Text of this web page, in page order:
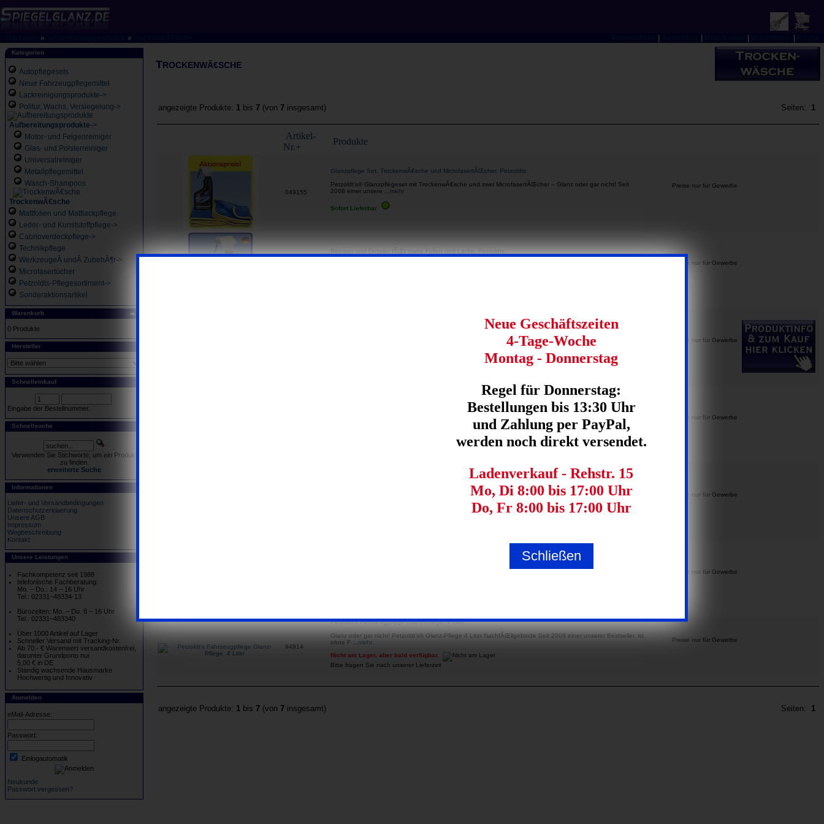
» »
Kategorien
Autopflegesets
Neue Fahrzeugpflegemittel
Lackreinigungsprodukte->
Politur, Wachs, Versiegelung->
Aufbereitungsprodukte->
Motor- und Felgenreiniger
Glas- und Polsterreiniger
Universalreiniger
Metallpflegemittel
Wasch-Shampoos
TrockenwÃ€sche
Mattfolien und Mattlackpflege
Leder- und Kunststoffpflege->
Cabrioverdeckpflege->
Technikpflege
WerkzeugeÂ undÂ ZubehÃ¶r->
Microfasertücher
Petzoldts-Pflegesortiment->
Sonderaktionsartikel
Warenkorb
0 Produkte
Hersteller
Schnelleinkauf
Eingabe der Bestellnummer.
Schnellsuche
Verwenden Sie Stichworte, um ein Produkt
zu finden.
erweiterte Suche
Informationen
Liefer- und Versandbedingungen
Datenschutzerklaerung
Unsere AGB
Impressum
Wegbeschreibung
Kontakt
Unsere Leistungen
Fachkompetenz seit 1988
telefonische Fachberatung:
Mo. – Do.: 14 – 16 Uhr
Tel.: 02331–48334-13
Bürozeiten: Mo. – Do. 8 – 16 Uhr
Tel.: 02331–483340
Über 1000 Artikel auf Lager
Schneller Versand mit Tracking-Nr.
Ab 70.- € Warenwert versandkostenfrei,
darunter Grundporto nur
5,00 € in DE
Ständig wachsende Hausmarke
Hochwertig und Innovativ
Anmelden
eMail-Adresse:
Passwort:
Einlogautomatik
Neukunde
Passwort vergessen?
TROCKENWÃ€SCHE
angezeigte Produkte: 1 bis 7 (von 7 insgesamt) Seiten: 1
Artikel-
Nr.+
Produkte
049155
Glanzpflege Set, TrockenwÃ€sche und MicrofasertÃŒcher, Petzoldts
Petzoldt's® Glanzpflegeset mit TrockenwÃ€sche und zwei MicrofasertÃŒcher – Glanz oder gar nicht! Seit
2008 einer unsere ... mehr
Sofort Lieferbar
Preise nur für Gewerbe
Reiniger und Detailer fÃŒr matte Folien und Lacke, Petzoldts
Preise nur für Gewerbe
Mattlack Spezial Grundreiniger von Petzoldt's® Premiumprodukt made in Germany Mattlack auf Autos,
Preise nur für Gewerbe
Petzoldts Glanz-Pflege, Lack-TrockenwÃ€sche, Detailer
Glanz oder gar nicht! Petzoldt's® Glanz-Pflege 2.0 Seit 2007 eines unserer Bestseller, ist ohne Frage die
ab Preise nur für Gewerbe
1 Liter NachfÃŒllgebinde Petzoldt's Glanz-Pflege, TrockenwÃ€sche
Petzoldt's® Glanz-Pflege 2.0 als 1 Liter NachfÃŒllgebinde Unsere Stammkunden haben sicherlich schon
Preise nur für Gewerbe
2 Liter NachfÃŒllgebinde Petzoldt's Glanz-Pflege, TrockenwÃ€sche
Preise nur für Gewerbe
94914
Petzoldt's Fahrzeugpflege Glanz-Pflege, 4 Liter
Glanz oder gar nicht! Petzoldt's® Glanz-Pflege 4 Liter NachfÃŒllgebinde Seit 2008 einer unserer Bestseller, ist
ohne F ... mehr
Nicht am Lager, aber bald verfügbar.
Bitte fragen Sie nach unserer Lieferzeit
Preise nur für Gewerbe
angezeigte Produkte: 1 bis 7 (von 7 insgesamt) Seiten: 1
Neue Geschäftszeiten
4-Tage-Woche
Montag - Donnerstag
Regel für Donnerstag:
Bestellungen bis 13:30 Uhr
und Zahlung per PayPal,
werden noch direkt versendet.
Ladenverkauf - Rehstr. 15
Mo, Di 8:00 bis 17:00 Uhr
Do, Fr 8:00 bis 17:00 Uhr
Schließen